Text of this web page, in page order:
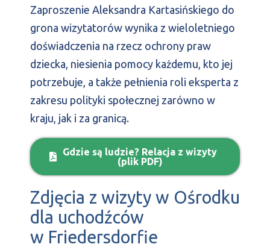
Zaproszenie Aleksandra Kartasińskiego do
grona wizytatorów wynika z wieloletniego
doświadczenia na rzecz ochrony praw
dziecka, niesienia pomocy każdemu, kto jej
potrzebuje, a także pełnienia roli eksperta z
zakresu polityki społecznej zarówno w
kraju, jak i za granicą.
Gdzie są ludzie? Relacja z wizyty
(plik PDF)
Zdjęcia z wizyty w Ośrodku
dla uchodźców
w Friedersdorfie